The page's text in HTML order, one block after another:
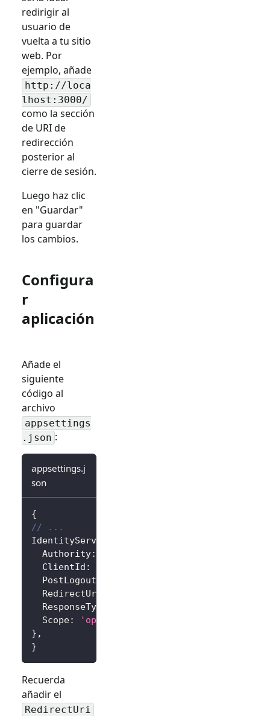
redirigir al
usuario de
vuelta a tu sitio
web. Por
ejemplo, añade
http://loca
lhost:3000/
como la sección
de URI de
redirección
posterior al
cierre de sesión.
Luego haz clic
en "Guardar"
para guardar
los cambios.
Configura
r
aplicación
Añade el
siguiente
código al
archivo
appsettings
.json :
appsettings.j
son
{
// ...
IdentityServer
Authority:
ClientId :
PostLogoutRedirectUri
RedirectUri
ResponseType
Scope: 'openid profile'
} ,
}
Recuerda
añadir el
RedirectUri